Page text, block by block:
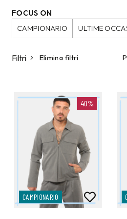
FOCUS ON
CAMPIONARIO
ULTIME
Filtri Elimina filtri
40%
CAMPIONARIO